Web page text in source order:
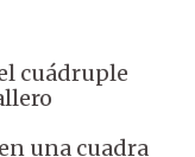
cuádruple
una cuadra